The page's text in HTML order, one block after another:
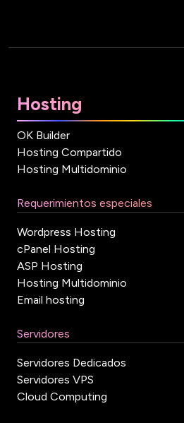
Hosting
OK Builder
Hosting Compartido
Hosting Multidominio
Requerimientos especiales
Wordpress Hosting
cPanel Hosting
ASP Hosting
Hosting Multidominio
Email hosting
Servidores
Servidores Dedicados
Servidores VPS
Cloud Computing